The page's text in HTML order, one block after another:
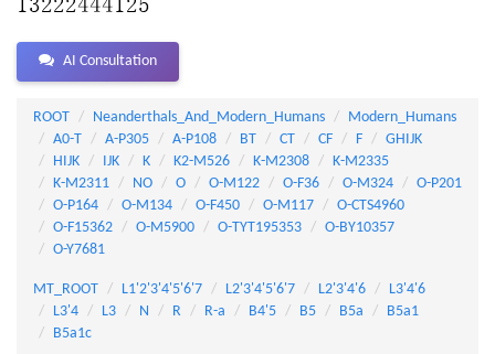
AI Consultation
ROOT Neanderthals_And_Modern_Humans
Modern_Humans
A0-T
A-P305 A-P108 BT CT CF F
GHIJK
HIJK
IJK K K2-M526 K-M2308
K-M2335
K-M2311
NO O O-M122 O-F36 O-M324
O-P201
O-P164
O-M134 O-F450 O-M117
O-CTS4960
O-F15362
O-M5900 O-TYT195353
O-BY10357
O-Y7681
MT_ROOT L1'2'3'4'5'6'7 L2'3'4'5'6'7 L2'3'4'6
L3'4'6
L3'4
L3 N R R-a B4'5 B5 B5a
B5a1
B5a1c